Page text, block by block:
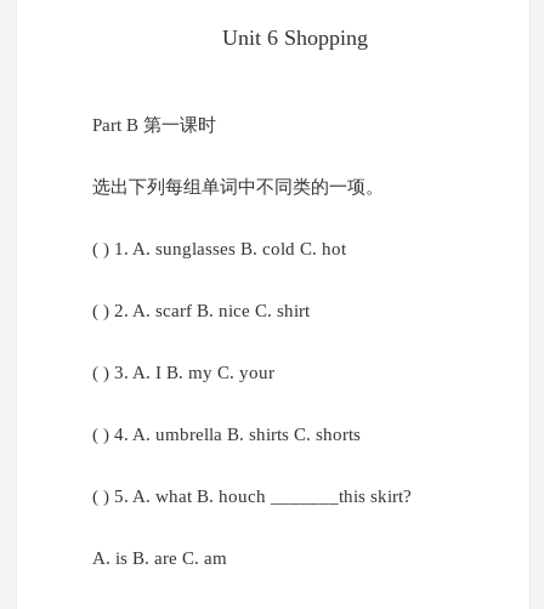
Unit 6 Shopping
Part B 第一课时
选出下列每组单词中不同类的一项。
( ) 1. A. sunglasses B. cold C. hot
( ) 2. A. scarf B. nice C. shirt
( ) 3. A. I B. my C. your
( ) 4. A. umbrella B. shirts C. shorts
( ) 5. A. what B. houch _______this skirt?
A. is B. are C. am